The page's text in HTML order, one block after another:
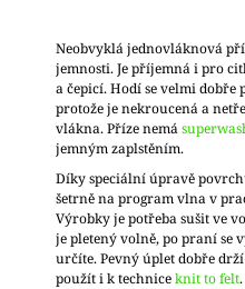
Neobvyklá jednovláknová
jemnosti. Je příjemná i pro
a čepicí. Hodí se velmi dobře
protože je nekroucená a
vlákna. Příze nemá
jemným zaplstěním.
Díky speciální úpravě
šetrně na program vlna v
Výrobky je potřeba sušit ve
je pletený volně, po praní se
určíte. Pevný úplet dobře
použít i k techniceknit to felt.